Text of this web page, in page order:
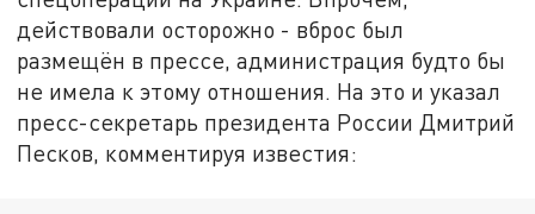
действовали осторожно - вброс был
размещён в прессе, администрация будто бы
не имела к этому отношения. На это и указал
пресс-секретарь президента России Дмитрий
Песков, комментируя известия: